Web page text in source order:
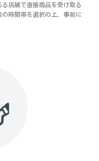
店舗で直接商品を受け取る
時間帯を選択の上、事前に